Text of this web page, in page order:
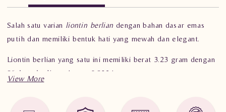
Salah satu varian liontin berlian dengan bahan dasar emas
putih dan memiliki bentuk hati yang mewah dan elegant.
Liontin berlian yang satu ini memiliki berat 3.23 gram dengan
86
batu berlian sebesar 0.832 karat.
juga bagi business woman yang mengutamakan penampilan.